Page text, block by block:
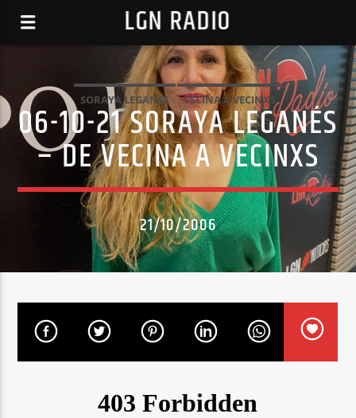
LGN RADIO
SORAYA LEGANES VECINA A VECINXS
06-10-21 SORAYA LEGANÉS
– DE VECINA A VECINXS
21/10/2006